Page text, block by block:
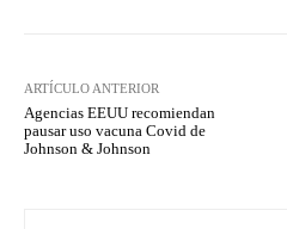
ARTÍCULO ANTERIOR
Agencias EEUU recomiendan
pausar uso vacuna Covid de
Johnson & Johnson